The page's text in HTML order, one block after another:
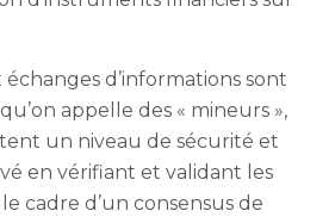
échanges d’informations sont
appelle des « mineurs »,
un niveau de sécurité et
en vérifiant et validant les
cadre d’un consensus de